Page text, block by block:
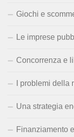
Giochi e
Le imprese
Concorrenza e
I problemi
Una strategia
Finanziamento